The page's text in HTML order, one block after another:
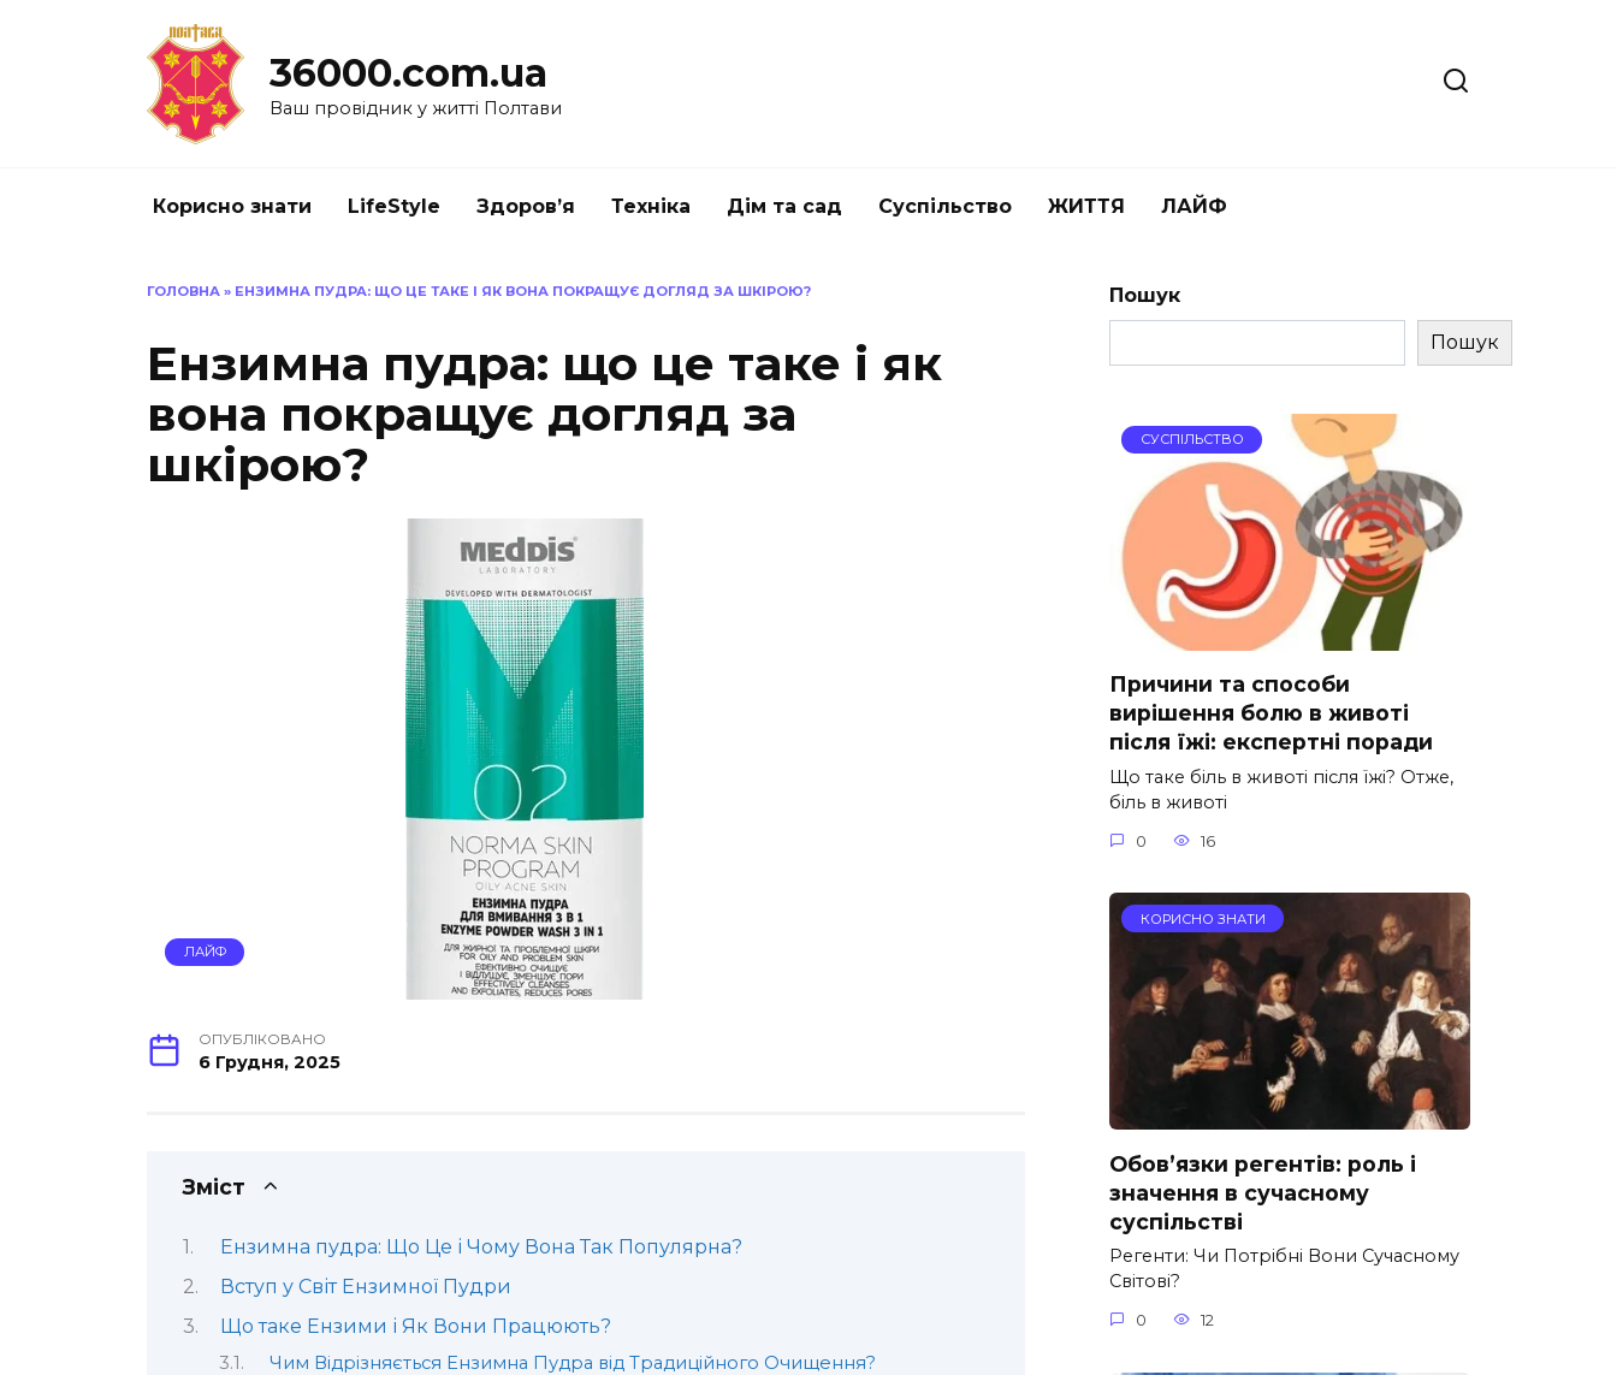
36000.com.ua
Ваш провідник у житті Полтави
Корисно знати LifeStyle Здоров’я Техніка Дім та сад Суспільство ЖИТТЯ ЛАЙФ
ГОЛОВНА » ЕНЗИМНА ПУДРА: ЩО ЦЕ ТАКЕ І ЯК ВОНА ПОКРАЩУЄ ДОГЛЯД ЗА ШКІРОЮ?
Ензимна пудра: що це таке і як
вона покращує догляд за
шкірою?
ЛАЙФ
ОПУБЛІКОВАНО
6 Грудня, 2025
Зміст
Ензимна пудра: Що Це і Чому Вона Так Популярна?
Вступ у Світ Ензимної Пудри
Що таке Ензими і Як Вони Працюють?
Чим Відрізняється Ензимна Пудра від Традиційного Очищення?
Пошук
Пошук
СУСПІЛЬСТВО
Причини та способи
вирішення болю в животі
після їжі: експертні поради
Що таке біль в животі після їжі? Отже,
біль в животі
0 16
КОРИСНО ЗНАТИ
Обов’язки регентів: роль і
значення в сучасному
суспільстві
Регенти: Чи Потрібні Вони Сучасному
Світові?
0 12